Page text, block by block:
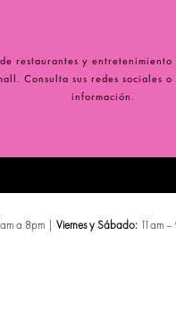
restaurantes y
Consulta sus redes sociales o
información.
a 8pm | Viernes y Sábado:11am –